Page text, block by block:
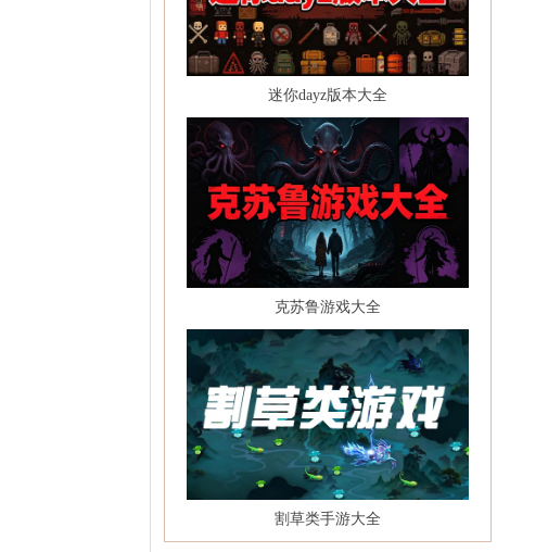
迷你dayz版本大全
克苏鲁游戏大全
割草类手游大全